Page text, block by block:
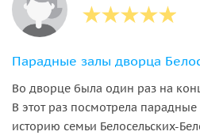
Парадные залы дворца
Во дворце была один раз на
В этот раз посмотрела
историю семьи Белосельских-